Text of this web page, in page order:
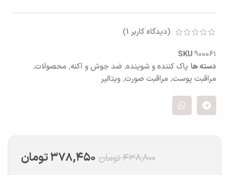
(دیدگاه کاربر 1
)
SKU900061
دسته ها پاک کننده و شوینده, ضد جوش و آکنه, محصولات,
مراقبت پوست, مراقبت صورت, ویتالیر
۴۳۸,۸۰۰تومان ۳۷۸,۴۵۰تومان